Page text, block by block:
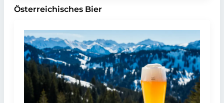
Österreichisches Bier